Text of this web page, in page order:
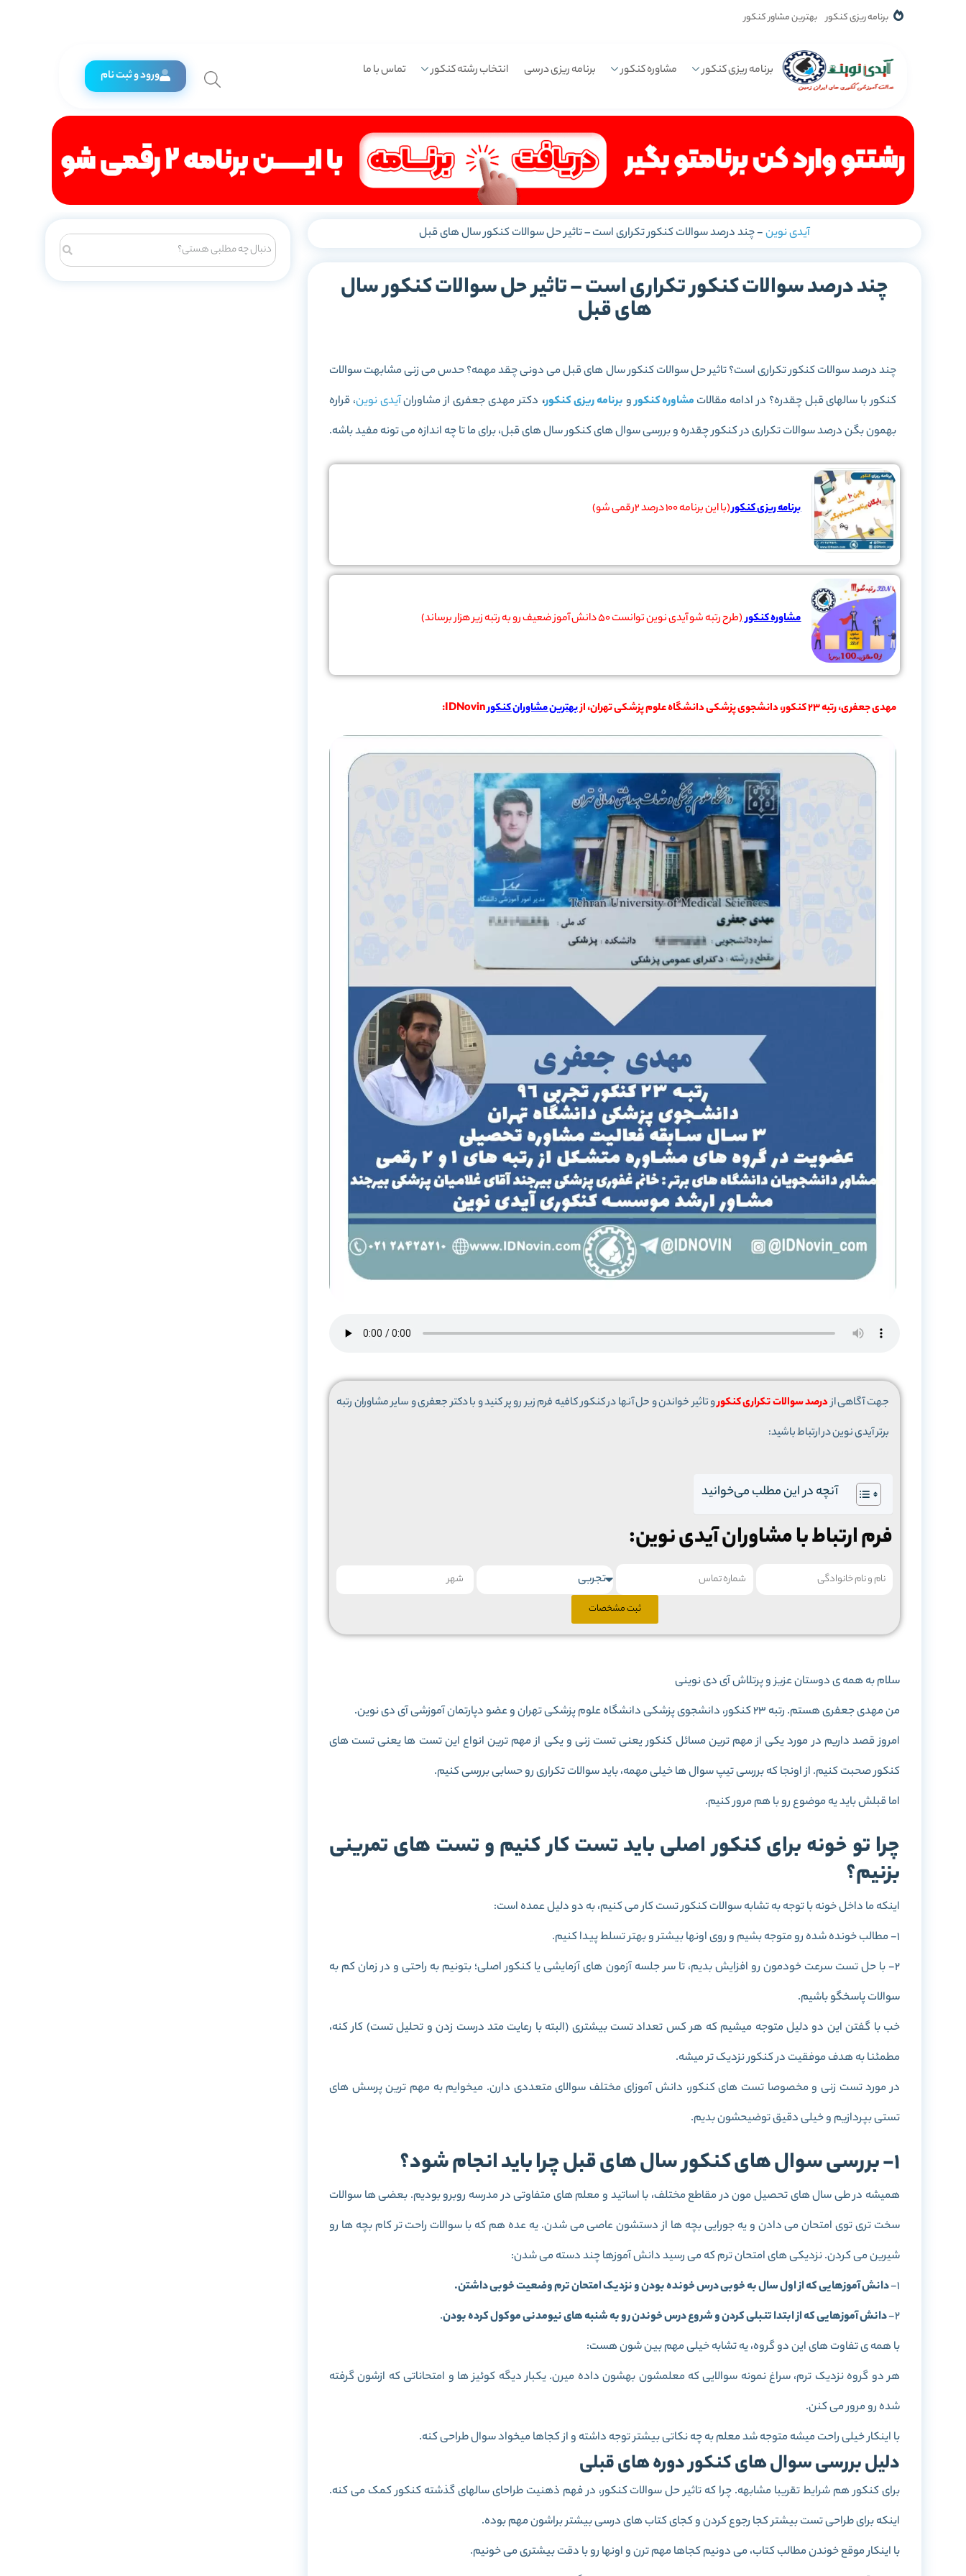
برنامه ریزی کنکور بهترین مشاور کنکور
برنامه ریزی کنکور مشاوره کنکور برنامه ریزی درسی انتخاب رشته کنکور تماس با ما ورود و ثبت نام
آیدی نوین-چند درصد سوالات کنکور تکراری است – تاثیر حل سوالات کنکور سال های قبل
چند درصد سوالات کنکور تکراری است – تاثیر حل سوالات کنکور سال
های قبل
چند درصد سوالات کنکور تکراری است؟ تاثیر حل سوالات کنکور سال های قبل می دونی چقد مهمه؟ حدس می زنی مشابهت سوالات
کنکور با سالهای قبل چقدره؟ در ادامه مقالات مشاوره کنکورو برنامه ریزی کنکور، دکتر مهدی جعفری از مشاورانآیدی نوین، قراره
بهمون بگن درصد سوالات تکراری در کنکور چقدره و بررسی سوال های کنکور سال های قبل، برای ما تا چه اندازه می تونه مفید باشه.
برنامه ریزی کنکور(با این برنامه 100 درصد 2رقمی شو)
مشاوره کنکور(طرح رتبه شو آیدی نوین توانست 50 دانش آموز ضعیف رو به رتبه زیر هزار برساند)
مهدی جعفری، رتبه 23 کنکور، دانشجوی پزشکی دانشگاه علوم پزشکی تهران، از بهترین مشاوران کنکورIDNovin:
جهت آگاهی ازدرصد سوالات تکراری کنکورو تاثیر خواندن و حل آنها در کنکور کافیه فرم زیر رو پر کنید و با دکتر جعفری و سایر مشاوران رتبه
برتر آیدی نوین در ارتباط باشید:
آنچه در این مطلب می‌خوانید
فرم ارتباط با مشاوران آیدی نوین:
ثبت مشخصات
سلام به همه ی دوستان عزیز و پرتلاش آی دی نوینی
من مهدی جعفری هستم. رتبه 23 کنکور، دانشجوی پزشکی دانشگاه علوم پزشکی تهران و عضو دپارتمان آموزشی آی دی نوین.
امروز قصد داریم در مورد یکی از مهم ترین مسائل کنکور یعنی تست زنی و یکی از مهم ترین انواع این تست ها یعنی تست های
کنکور صحبت کنیم. از اونجا که بررسی تیپ سوال ها خیلی مهمه، باید سوالات تکراری رو حسابی بررسی کنیم.
اما قبلش باید یه موضوع رو با هم مرور کنیم.
چرا تو خونه برای کنکور اصلی باید تست کار کنیم و تست های تمرینی
بزنیم؟
اینکه ما داخل خونه با توجه به تشابه سوالات کنکور تست کار می کنیم، به دو دلیل عمده است:
1- مطالب خونده شده رو متوجه بشیم و روی اونها بیشتر و بهتر تسلط پیدا کنیم.
2- با حل تست سرعت خودمون رو افزایش بدیم، تا سر جلسه آزمون های آزمایشی یا کنکور اصلی؛ بتونیم به راحتی و در زمان کم به
سوالات پاسخگو باشیم.
خب با گفتن این دو دلیل متوجه میشیم که هر کس تعداد تست بیشتری (البته با رعایت متد درست زدن و تحلیل تست) کار کنه،
مطمئنا به هدف موفقیت در کنکور نزدیک تر میشه.
در مورد تست زنی و مخصوصا تست های کنکور، دانش آموزای مختلف سوالای متعددی دارن. میخوایم به مهم ترین پرسش های
تستی بپردازیم و خیلی دقیق توضیحشون بدیم.
1- بررسی سوال های کنکور سال های قبل چرا باید انجام شود؟
همیشه در طی سال های تحصیل مون در مقاطع مختلف، با اساتید و معلم های متفاوتی در مدرسه روبرو بودیم. بعضی ها سوالات
سخت تری توی امتحان می دادن و یه جورایی بچه ها از دستشون عاصی می شدن. یه عده هم که با سوالات راحت تر کام بچه ها رو
شیرین می کردن. نزدیکی های امتحان ترم که می رسید دانش آموزها چند دسته می شدن:
1- دانش آموزهایی که از اول سال به خوبی درس خونده بودن و نزدیک امتحان ترم وضعیت خوبی داشتن.
2- دانش آموزهایی که از ابتدا تنبلی کردن و شروع درس خوندن رو به شنبه های نیومدنی موکول کرده بودن.
با همه ی تفاوت های این دو گروه، یه تشابه خیلی مهم بین شون هست:
هر دو گروه نزدیک ترم، سراغ نمونه سوالایی که معلمشون بهشون داده میرن. یکبار دیگه کوئیز ها و امتحاناتی که ازشون گرفته
شده رو مرور می کنن.
با اینکار خیلی راحت میشه متوجه شد معلم به چه نکاتی بیشتر توجه داشته و از کجاها میخواد سوال طراحی کنه.
دلیل بررسی سوال های کنکور دوره های قبلی
برای کنکور هم شرایط تقریبا مشابهه. چرا که تاثیر حل سوالات کنکور، در فهم ذهنیت طراحای سالهای گذشته کنکور کمک می کنه.
اینکه برای طراحی تست بیشتر کجا رجوع کردن و کجای کتاب های درسی بیشتر براشون مهم بوده.
با اینکار موقع خوندن مطالب کتاب، می دونیم کجاها مهم ترن و اونها رو با دقت بیشتری می خونیم.